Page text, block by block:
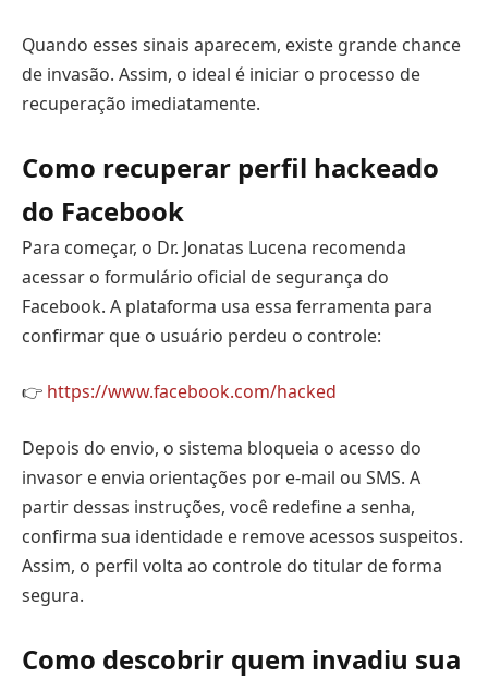
Quando esses sinais aparecem, existe grande chance
de invasão. Assim, o ideal é iniciar o processo de
recuperação imediatamente.
Como recuperar perfil hackeado
do Facebook
Para começar, o Dr. Jonatas Lucena recomenda
acessar o formulário oficial de segurança do
Facebook. A plataforma usa essa ferramenta para
confirmar que o usuário perdeu o controle:
👉 https://www.facebook.com/hacked
Depois do envio, o sistema bloqueia o acesso do
invasor e envia orientações por e-mail ou SMS. A
partir dessas instruções, você redefine a senha,
confirma sua identidade e remove acessos suspeitos.
Assim, o perfil volta ao controle do titular de forma
segura.
Como descobrir quem invadiu sua